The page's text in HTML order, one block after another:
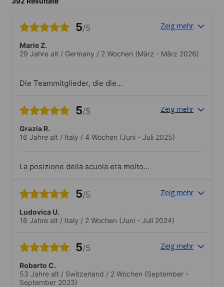
5/5 Zeig mehr
Marie Z.
29 Jahre alt / Germany / 2 Wochen (März - März 2026)
Die Teammitglieder, die die
alle miteinbezogen sind, sich gut
Veranstaltung
5/5 Zeig mehr
Grazia R.
16 Jahre alt / Italy / 4 Wochen (Juni - Juli 2025)
La posizione della scuola era molto
family. La scuola si presenta come un
C’erano molte aule spaziose e comode. È
stato molto bello avere la possibilità di
mondo..La scuola organizzava molte
attivitá. Mi sono piaciute tutte, ho visitato
posti bellissimi e ho conosciute nuove
persone. Il persone era gentile e sempre
disponile.
5/5 Zeig mehr
Ludovica U.
16 Jahre alt / Italy / 2 Wochen (Juni - Juli 2024)
5/5 Zeig mehr
Roberto C.
53 Jahre alt / Switzerland / 2 Wochen (September -
September 2023)